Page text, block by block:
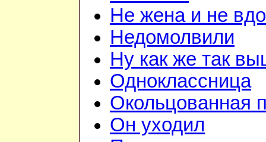
Не жена и не
Недомолвили
Ну как же так
Одноклассница
Окольцованная
Он уходил